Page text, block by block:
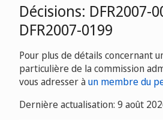
Décisions: DFR2007-
DFR2007-0199
Pour plus de détails concernant
particulière de la commission
vous adresser àun membre du
Dernière actualisation: 9 août